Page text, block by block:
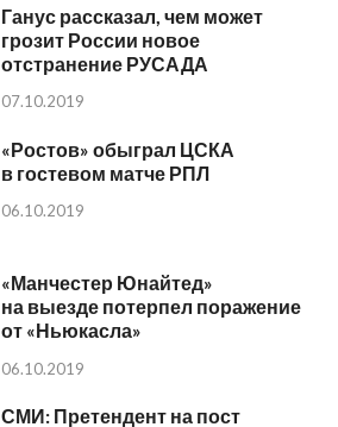
Ганус рассказал, чем может
грозит России новое
отстранение РУСАДА
07.10.2019
«Ростов» обыграл ЦСКА
в гостевом матче РПЛ
06.10.2019
«Манчестер Юнайтед»
на выезде потерпел поражение
от «Ньюкасла»
06.10.2019
СМИ: Претендент на пост